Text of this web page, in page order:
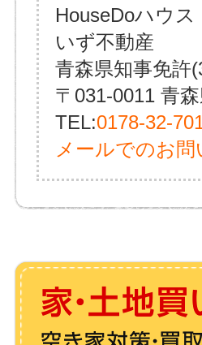
HouseDoハウ
いず不動産
青森県知事免許
〒031-0011 青
TEL:0178-32-
メールでのお